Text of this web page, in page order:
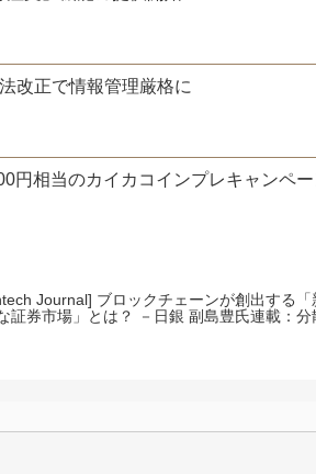
改正で情報管理厳格に
円相当のカイカコインプレキャンペ
Journal] ブロックチェーンが創出する「
証券市場」とは？ －日銀 副島豊氏連載：分